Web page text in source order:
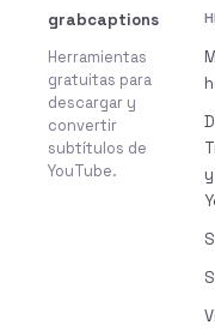
grabcaptions
Herramientas
gratuitas para
descargar y
convertir
subtítulos de
YouTube.